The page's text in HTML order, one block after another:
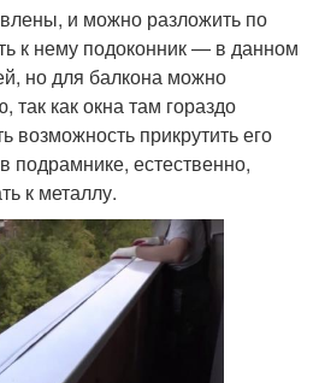
и можно разложить по
к нему подоконник — в данном
но для балкона можно
так как окна там гораздо
возможность прикрутить его
подрамнике, естественно,
к металлу.